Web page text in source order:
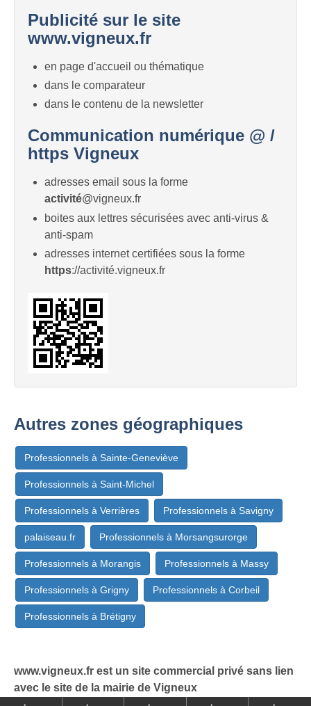
Publicité sur le site
www.vigneux.fr
en page d'accueil ou thématique
dans le comparateur
dans le contenu de la newsletter
Communication numérique @ /
https Vigneux
adresses email sous la forme
activité@vigneux.fr
boites aux lettres sécurisées avec anti-virus &
anti-spam
adresses internet certifiées sous la forme
https://activité.vigneux.fr
Autres zones géographiques
Professionnels à Sainte-Geneviève
Professionnels à Saint-Michel
Professionnels à Verrières Professionnels à Savigny
palaiseau.fr Professionnels à Morsangsurorge
Professionnels à Morangis Professionnels à Massy
Professionnels à Grigny Professionnels à Corbeil
Professionnels à Brétigny
www.vigneux.fr est un site commercial privé sans lien
avec le site de la mairie de Vigneux